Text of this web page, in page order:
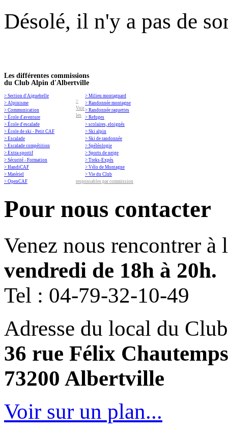
Désolé, il n'y a pas de
Les différentes commissions
du Club Alpin d'Albertville
> Section d'Aiguebelle
> Alpinisme
> Communication
> École d'aventure
> École d'escalade
> École de ski - Petit CAF
> Escalade
> Escalade compétition
> Extra-sportif
> Sécurité - Formation
> HandiCAF
> Matériel
> OpenCAF
> Milieu montagnard
> Randonnée montagne
> Randonnée raquettes
> Refuges
> scolaires, eloignés
> Ski alpin
> Ski de randonnée
> Spéléologie
> Sports de neige
> Treks-Expés
> Vélo de Montagne
> Vie du Club
>
Voir
les
responsables par commission
Pour nous contacter
Venez nous rencontrer à
vendredi de 18h à 20h.
Tel : 04-79-32-10-49
Adresse du local du
36 rue Félix Chautemps
73200 Albertville
Voir sur un plan...